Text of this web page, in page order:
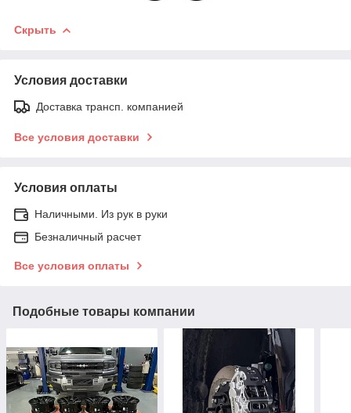
Скрыть
Условия доставки
Доставка трансп. компанией
Все условия доставки
Условия оплаты
Наличными. Из рук в руки
Безналичный расчет
Все условия оплаты
Подобные товары компании